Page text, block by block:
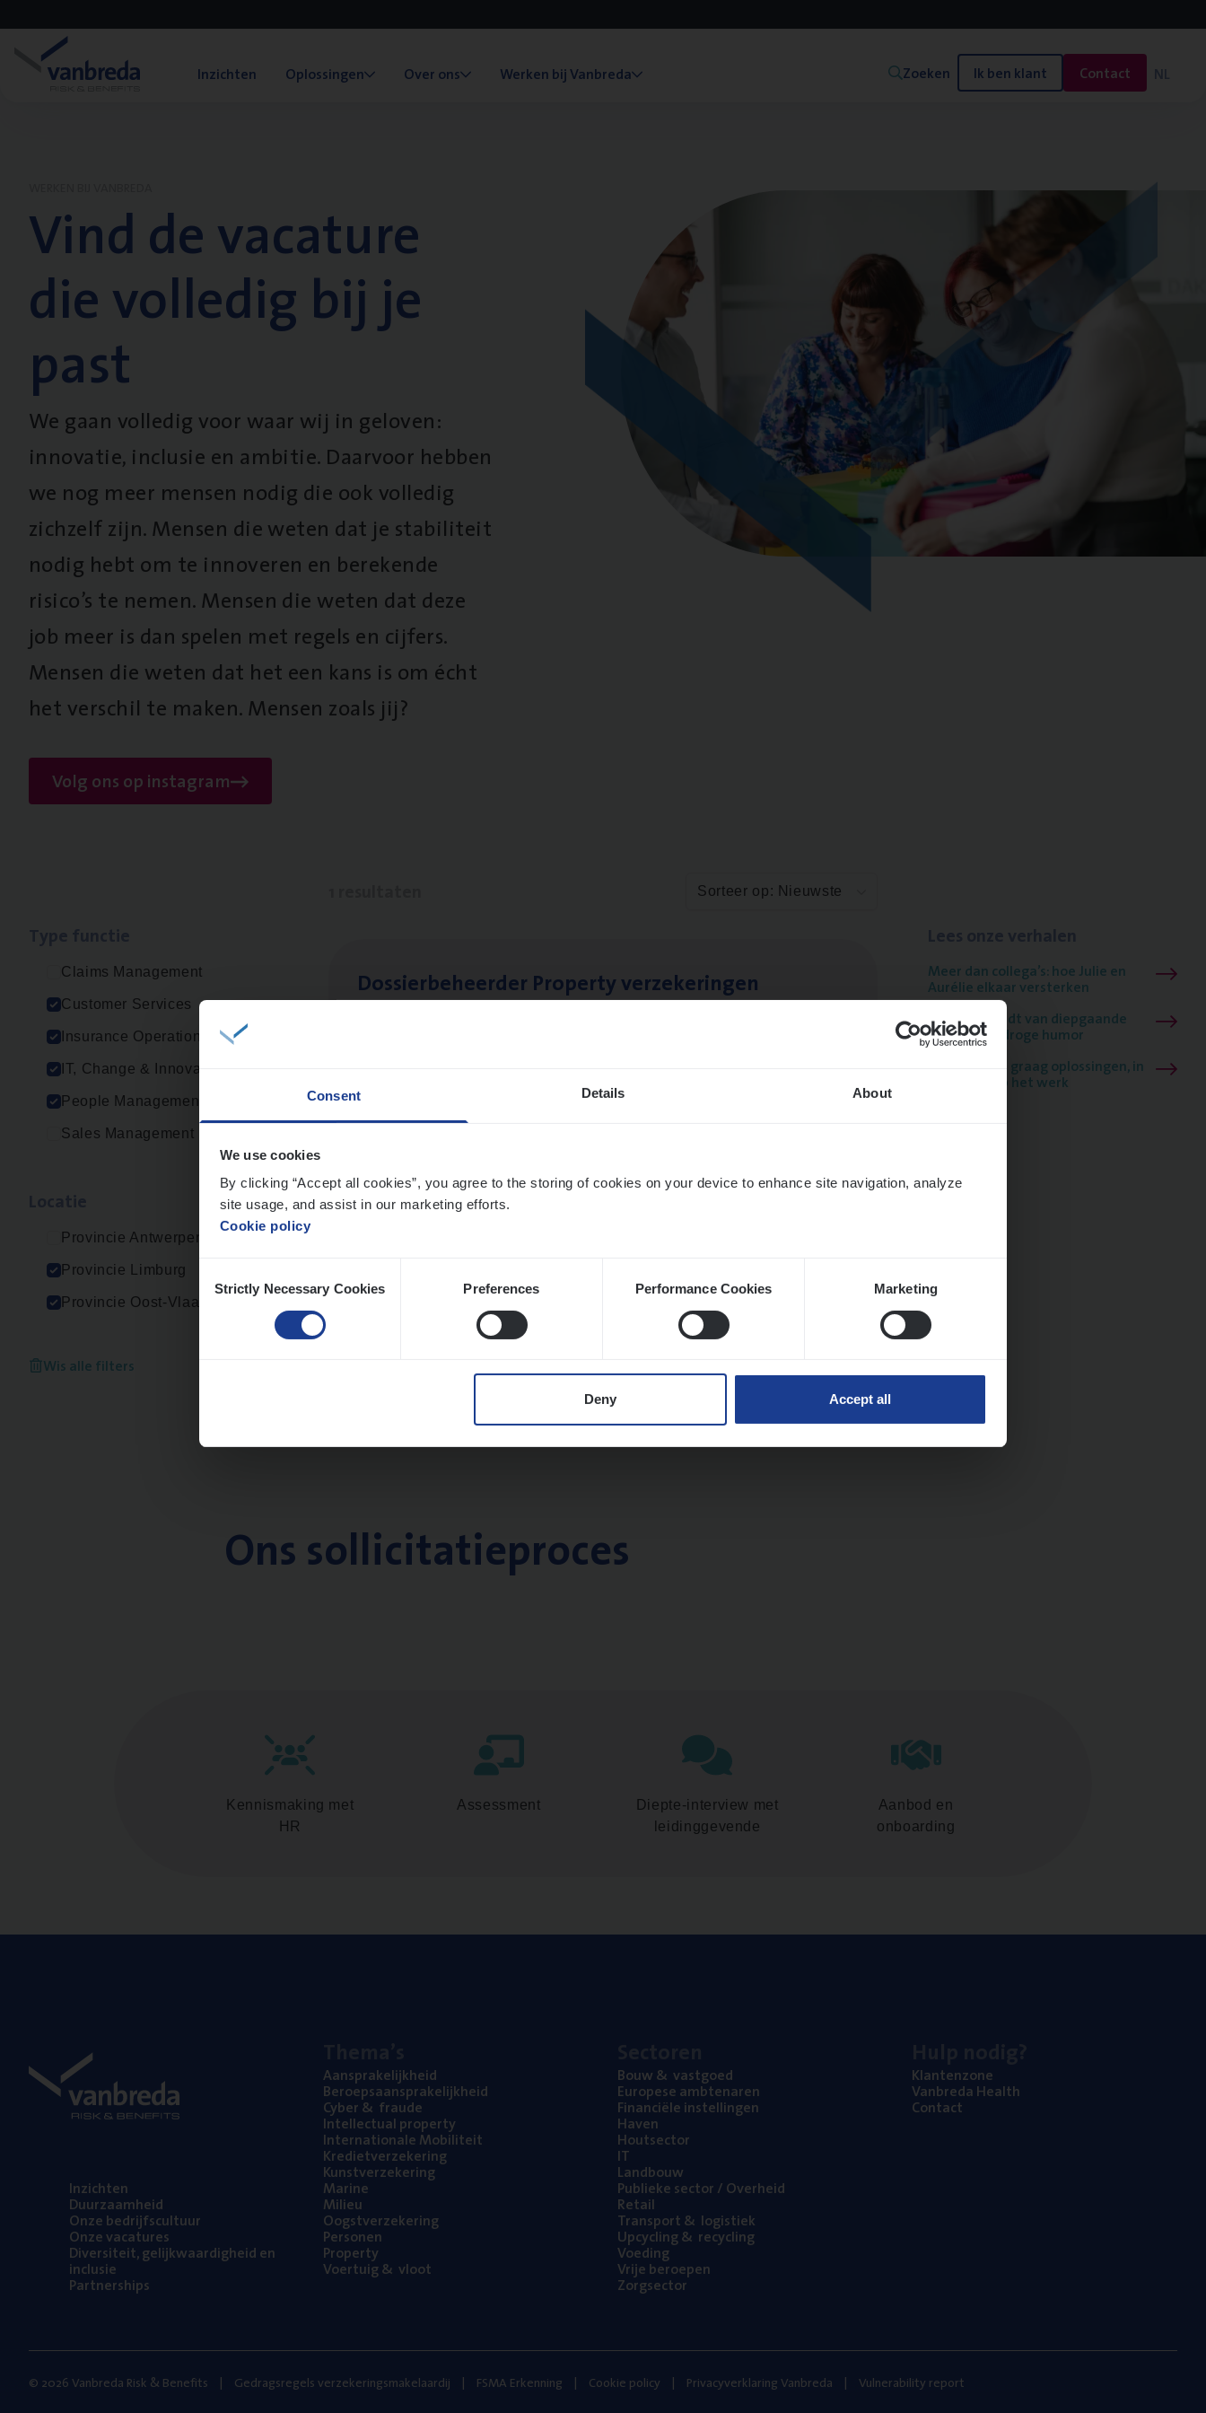
Consent Details About
We use cookies
By clicking “Accept all cookies”, you agree to the storing of cookies on your device to enhance site navigation, analyze
site usage, and assist in our marketing efforts.
Cookie policy
Selection
Strictly Necessary Cookies Preferences Performance Cookies Marketing
Deny Accept all
Inzichten Oplossingen Over ons Werken bij Vanbreda Zoeken Ik ben klant Contact NL
Vind de vacature
die volledig bij je
past
We gaan volledig voor waar wij in geloven:
innovatie, inclusie en ambitie. Daarvoor hebben
we nog meer mensen nodig die ook volledig
zichzelf zijn. Mensen die weten dat je stabiliteit
nodig hebt om te innoveren en berekende
risico’s te nemen. Mensen die weten dat deze
job meer is dan spelen met regels en cijfers.
Mensen die weten dat het een kans is om écht
het verschil te maken. Mensen zoals jij?
Volg ons op instagram
Claims Management
Customer Services
Insurance Operations
IT, Change & Innovation
People Management
Sales Management
Provincie Antwerpen
Provincie Limburg
Provincie Oost-Vlaanderen
Wis alle filters
Sorteer op: Nieuwste
Dos­sier­be­heer­der Pro­per­ty verzekeringen Meer dan collega’s: hoe Julie en
Aurélie elkaar versterken
Mathias houdt van diepgaande
dossiers én droge humor
Thalia zoekt graag oplossingen, in
games én op het werk
Ons sollicitatieproces
Kennismaking met
HR
Assessment
Diepte-interview met
leidinggevende
Aanbod en
onboarding
Inzich­ten
Duur­zaam­heid
Onze bedrijfs­cul­tuur
Onze vaca­tu­res
Diver­si­teit, gelijk­waar­dig­heid en
inclusie
Part­ner­ships
Aan­spra­ke­lijk­heid
Beroeps­aan­spra­ke­lijk­heid
Cyber& fraude
Intel­lec­tu­al property
Inter­na­ti­o­na­le Mobiliteit
Kre­diet­ver­ze­ke­ring
Kunst­ver­ze­ke­ring
Mari­ne
Mili­eu
Oogst­ver­ze­ke­ring
Per­so­nen
Pro­per­ty
Voer­tuig& vloot
Bouw& vastgoed
Euro­pe­se ambtenaren
Finan­ci­ë­le instellingen
Haven
Hout­sec­tor
IT
Land­bouw
Publie­ke sec­tor / Overheid
Retail
Trans­port& logistiek
Upcy­cling& recycling
Voe­ding
Vrije beroe­pen
Zorg­sec­tor
Klan­ten­zo­ne
Van­b­re­da Health
Con­tact
© 2026 Vanbreda Risk & Benefits Gedragsregels verzekeringsmakelaardij FSMA Erkenning Cookie policy Privacyverklaring Vanbreda Vulnerability report